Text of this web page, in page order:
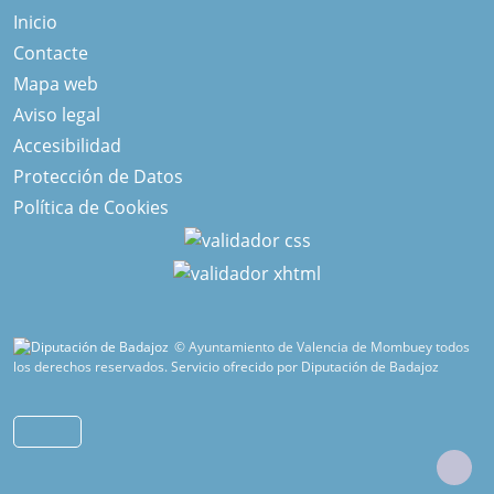
Inicio
Contacte
Mapa web
Aviso legal
Accesibilidad
Protección de Datos
Política de Cookies
© Ayuntamiento de Valencia de Mombuey todos
los derechos reservados.Servicio ofrecido por Diputación de Badajoz